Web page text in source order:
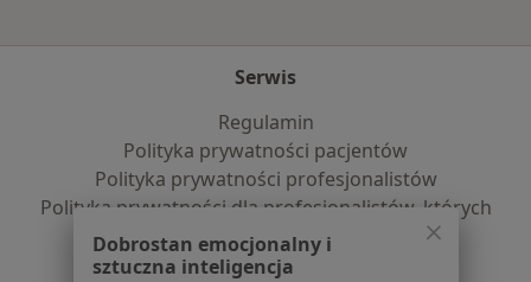
Serwis
Regulamin
Polityka prywatności pacjentów
Polityka prywatności profesjonalistów
Polityka prywatności dla profesjonalistów, których
dane pozyskaliśmy samodzielnie
Polityka cookies
Dobrostan emocjonalny i
sztuczna inteligencja